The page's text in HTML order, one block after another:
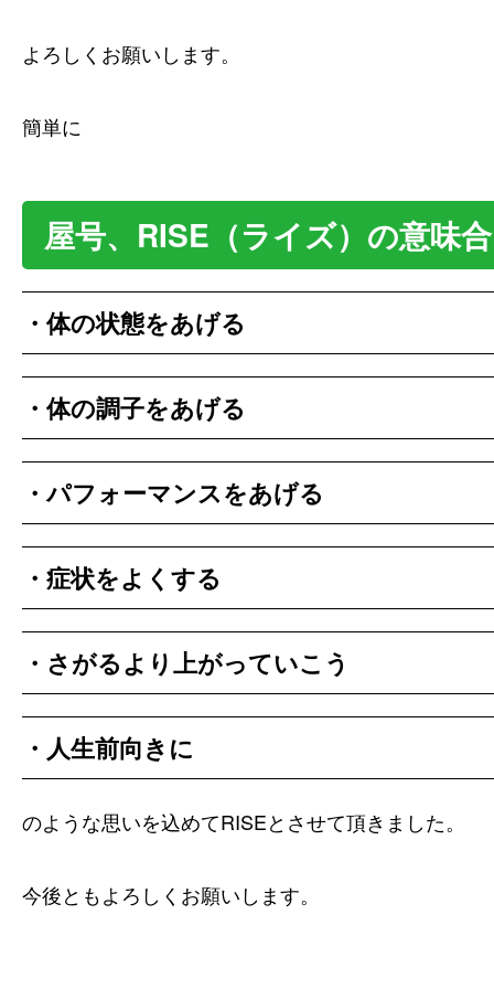
よろしくお願いします。
簡単に
屋号、RISE（ライズ）の意味
・体の状態をあげる
・体の調子をあげる
・パフォーマンスをあげる
・症状をよくする
・さがるより上がっていこう
・人生前向きに
のような思いを込めてRISEとさせて頂きました。
今後ともよろしくお願いします。